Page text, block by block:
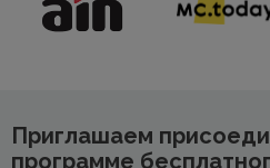
Приглашаем
программе